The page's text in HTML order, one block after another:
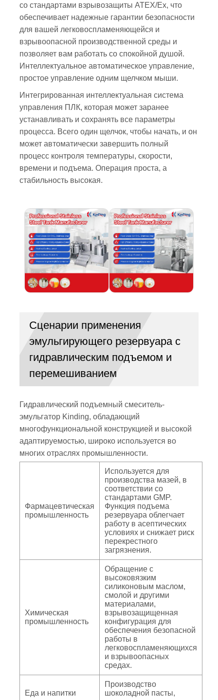
со стандартами взрывозащиты ATEX/Ex, что
обеспечивает надежные гарантии безопасности
для вашей легковоспламеняющейся и
взрывоопасной производственной среды и
позволяет вам работать со спокойной душой.
Интеллектуальное автоматическое управление,
простое управление одним щелчком мыши.
Интегрированная интеллектуальная система
управления ПЛК, которая может заранее
устанавливать и сохранять все параметры
процесса. Всего один щелчок, чтобы начать, и он
может автоматически завершить полный
процесс контроля температуры, скорости,
времени и подъема. Операция проста, а
стабильность высокая.
Сценарии применения
эмульгирующего резервуара с
гидравлическим подъемом и
перемешиванием
Гидравлический подъемный смеситель-
эмульгатор Kinding, обладающий
многофункциональной конструкцией и высокой
адаптируемостью, широко используется во
многих отраслях промышленности.
Фармацевтическая
промышленность
Используется для
производства мазей, в
соответствии со
стандартами GMP.
Функция подъема
резервуара облегчает
работу в асептических
условиях и снижает риск
перекрестного
загрязнения.
Химическая
промышленность
Обращение с
высоковязким
силиконовым маслом,
смолой и другими
материалами,
взрывозащищенная
конфигурация для
обеспечения безопасной
работы в
легковоспламеняющихся
и взрывоопасных
средах.
Еда и напитки
Производство
шоколадной пасты,